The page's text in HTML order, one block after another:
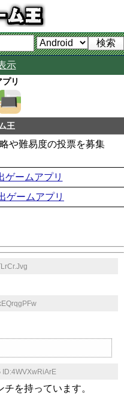
示
リ
王
や難易度の投票を募集
ゲームアプリ
ゲームアプリ
ID:4WVXwRiArE
を持っています。